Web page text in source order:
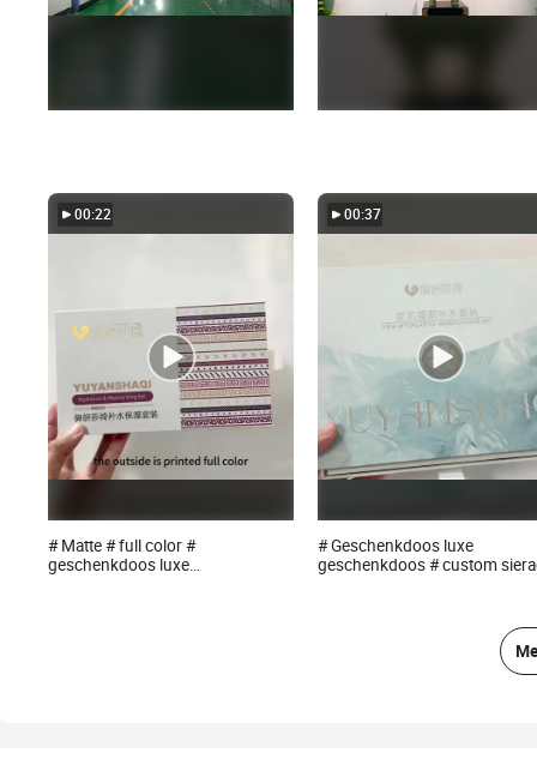
00:22
# Matte # full color #
geschenkdoos luxe
00:37
# Geschenkdoos luxe
geschenkdoos # custom